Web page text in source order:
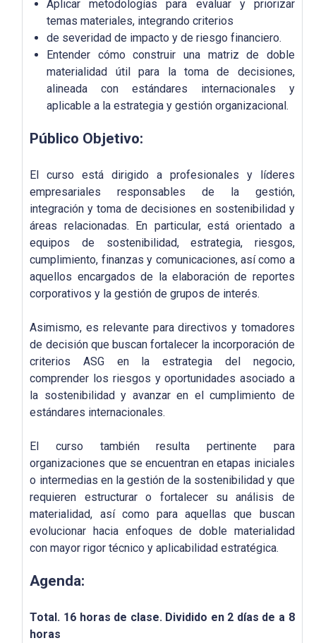
Aplicar metodologías para evaluar y priorizar
temas materiales, integrando criterios
de severidad de impacto y de riesgo financiero.
Entender cómo construir una matriz de doble
materialidad útil para la toma de decisiones,
alineada con estándares internacionales y
aplicable a la estrategia y gestión organizacional.
Público Objetivo:
El curso está dirigido a profesionales y líderes
empresariales responsables de la gestión,
integración y toma de decisiones en sostenibilidad y
áreas relacionadas. En particular, está orientado a
equipos de sostenibilidad, estrategia, riesgos,
cumplimiento, finanzas y comunicaciones, así como a
aquellos encargados de la elaboración de reportes
corporativos y la gestión de grupos de interés.
Asimismo, es relevante para directivos y tomadores
de decisión que buscan fortalecer la incorporación de
criterios ASG en la estrategia del negocio,
comprender los riesgos y oportunidades asociado a
la sostenibilidad y avanzar en el cumplimiento de
estándares internacionales.
El curso también resulta pertinente para
organizaciones que se encuentran en etapas iniciales
o intermedias en la gestión de la sostenibilidad y que
requieren estructurar o fortalecer su análisis de
materialidad, así como para aquellas que buscan
evolucionar hacia enfoques de doble materialidad
con mayor rigor técnico y aplicabilidad estratégica.
Agenda:
Total. 16 horas de clase. Dividido en 2 días de a 8
horas